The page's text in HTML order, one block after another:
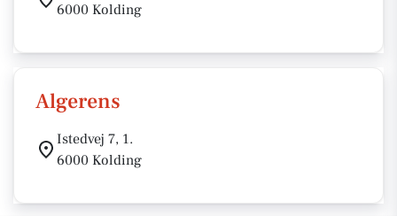
6000 Kolding
Algerens
Istedvej 7, 1.
6000 Kolding